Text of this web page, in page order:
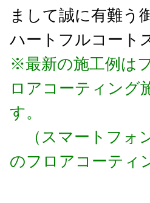
まして誠に有難う
ハートフルコート
※最新の施工例は
ロアコーティング
す。
（スマートフォ
のフロアコーティ